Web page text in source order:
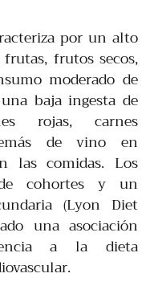
por un alto
frutas, frutos secos,
moderado de
baja ingesta de
rojas, carnes
de vino en
las comidas. Los
de cohortes y un
(Lyon Diet
una asociación
a la dieta